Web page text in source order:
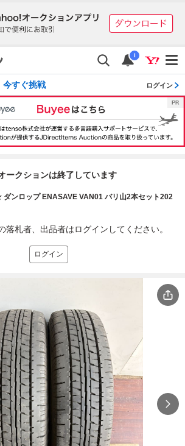
i
すぐ挑戦 ログイン
ークションは終了しています
ンロップ ENASAVE VAN01 バリ山2本セット202
落札者、出品者はログインしてください。
ログイン